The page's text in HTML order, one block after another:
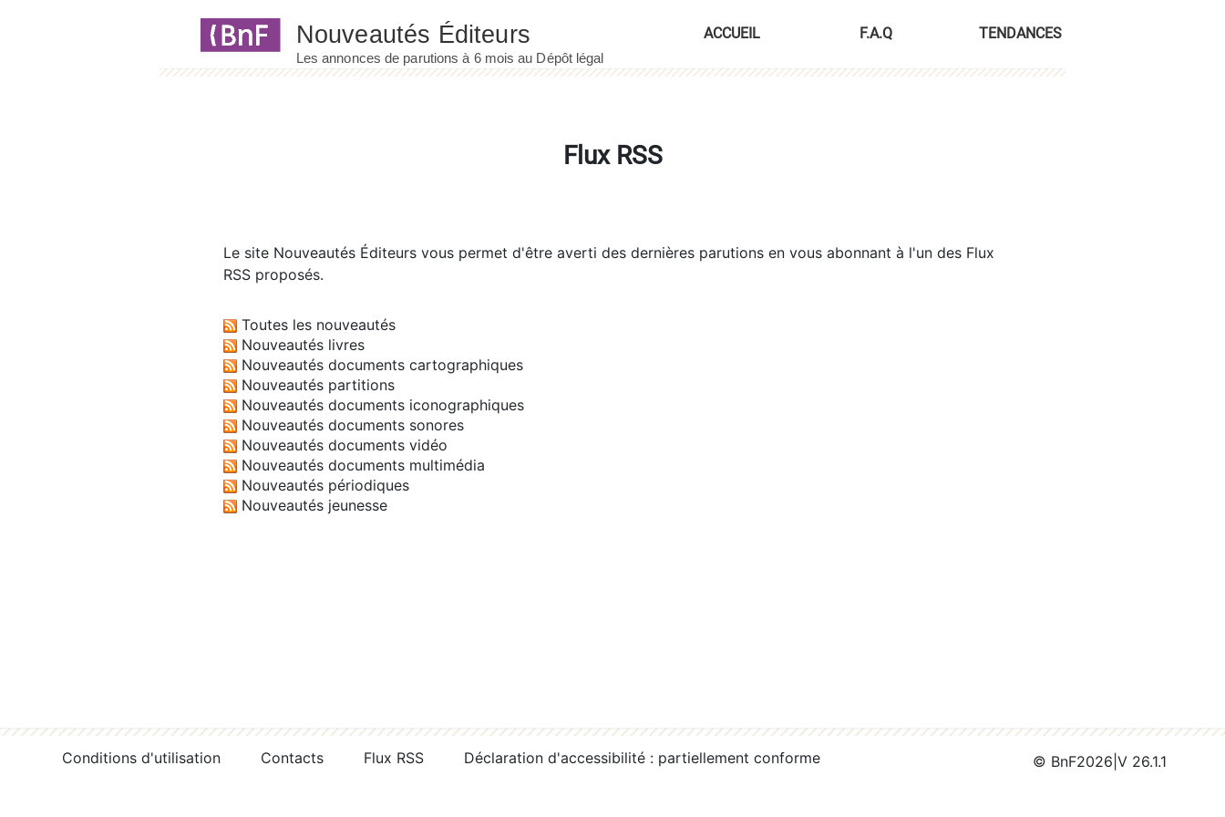
ACCUEIL F.A.Q TENDANCES
Flux RSS
Le site Nouveautés Éditeurs vous permet d'être averti des dernières parutions en vous abonnant à l'un des Flux
RSS proposés.
Toutes les nouveautés
Nouveautés livres
Nouveautés documents cartographiques
Nouveautés partitions
Nouveautés documents iconographiques
Nouveautés documents sonores
Nouveautés documents vidéo
Nouveautés documents multimédia
Nouveautés périodiques
Nouveautés jeunesse
Conditions d'utilisation Contacts Flux RSS Déclaration d'accessibilité : partiellement conforme © BnF2026 V 26.1.1